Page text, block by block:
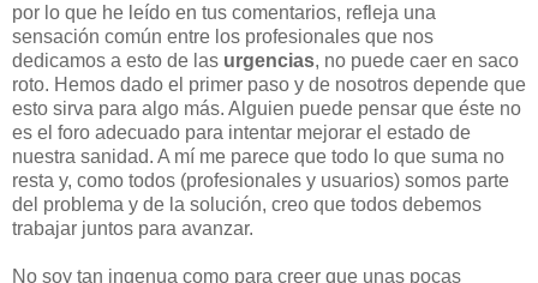
por lo que he leído en tus comentarios, refleja una
sensación común entre los profesionales que nos
dedicamos a esto de las urgencias, no puede caer en saco
roto. Hemos dado el primer paso y de nosotros depende que
esto sirva para algo más. Alguien puede pensar que éste no
es el foro adecuado para intentar mejorar el estado de
nuestra sanidad. A mí me parece que todo lo que suma no
resta y, como todos (profesionales y usuarios) somos parte
del problema y de la solución, creo que todos debemos
trabajar juntos para avanzar.
No soy tan ingenua como para creer que unas pocas